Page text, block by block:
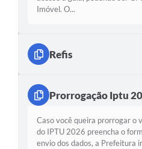
Imóvel. O...
Refis
Prorrogação Iptu
Caso você queira prorrogar o
do IPTU 2026 preencha o
envio dos dados, a Prefeitura